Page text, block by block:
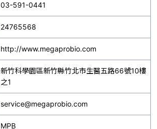
03-591-0441
24765568
http://www.megaprobio.com
新竹科學園區新竹縣竹北市生醫五路66號10樓
之1
service@megaprobio.com
MPB